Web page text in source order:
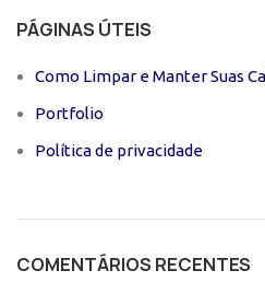
PÁGINAS ÚTEIS
Como Limpar e Manter Suas
Portfolio
Política de privacidade
COMENTÁRIOS RECENTES